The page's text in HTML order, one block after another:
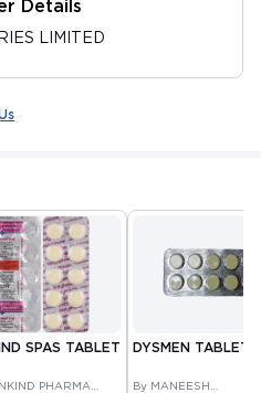
Details
LIMITED
SPAS TABLET
PHARMA
DYSMEN TABLET
By MANEESH